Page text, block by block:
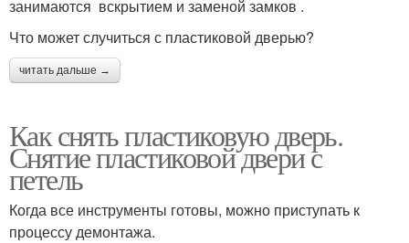
занимаются вскрытием и заменой замков .
Что может случиться с пластиковой дверью?
читать дальше →
Как снять пластиковую дверь.
Снятие пластиковой двери с
петель
Когда все инструменты готовы, можно приступать к
процессу демонтажа.